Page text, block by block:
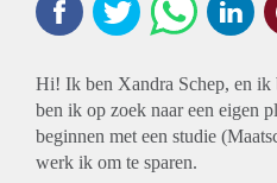
Hi! Ik ben Xandra Schep, en ik
ben ik op zoek naar een eigen
beginnen met een studie
werk ik om te sparen.